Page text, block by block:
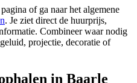
of ga naar het algemene
. Je ziet direct de huurprijs,
Combineer waar nodig
projectie, decoratie of
in Baarle